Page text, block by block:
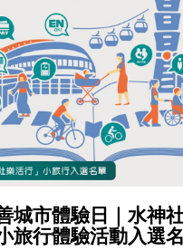
城市體驗日｜水神
旅行體驗活動入選